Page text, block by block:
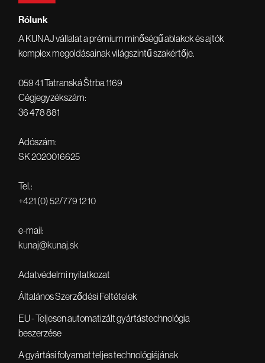
Rólunk
A KUNAJ vállalat a prémium minőségű ablakok és ajtók
komplex megoldásainak világszintű szakértője.
059 41 Tatranská Štrba 1169
Cégjegyzékszám:
36 478 881
Adószám:
SK 2020016625
Tel.:
+421 (0) 52/779 12 10
e-mail:
kunaj@kunaj.sk
Adatvédelmi nyilatkozat
Általános Szerződési Feltételek
EU - Teljesen automatizált gyártástechnológia
beszerzése
A gyártási folyamat teljes technológiájának